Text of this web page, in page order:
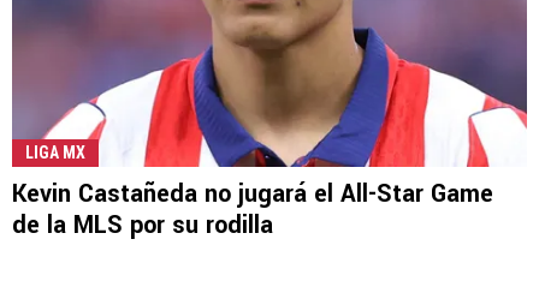
LIGA MX
Kevin Castañeda no jugará el All-Star Game
de la MLS por su rodilla